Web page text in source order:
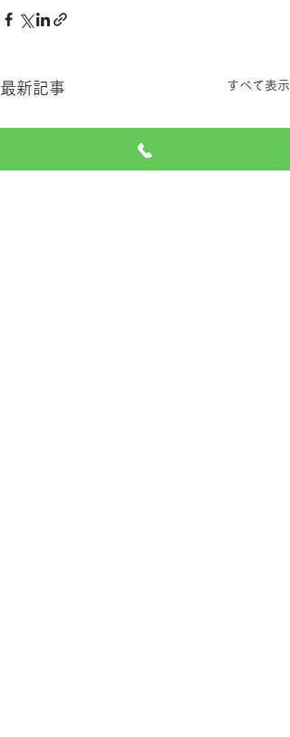
最新記事 すべて表示